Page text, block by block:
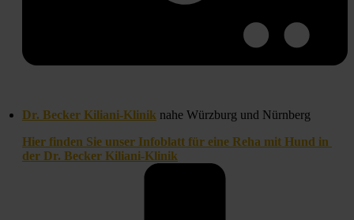
Dr. Becker Kiliani-Klinik nahe Würzburg und Nürnberg
Hier finden Sie unser Infoblatt für eine Reha mit Hund in
der Dr. Becker Kiliani-Klinik